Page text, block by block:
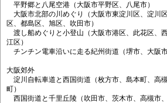
平野郷と八尾空港（大阪市平野区、八尾市）
大阪市北部の川めぐり（大阪市東淀川区、淀川
区、都島区、旭区、吹田市）
渡し船めぐりと小登山（大阪市港区、此花区、
江区）
チンチン電車沿いに走る紀州街道（堺市、大阪
大阪郊外
淀川自転車道と西国街道（枚方市、島本町、高
町）
西国街道と千里丘陵（吹田市、茨木市、高槻市、